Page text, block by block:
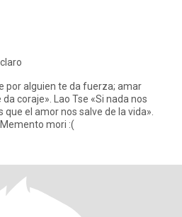
por alguien te da fuerza; amar
Lao Tse «Si nada nos
el amor nos salve de la vida».
:) Memento mori :(